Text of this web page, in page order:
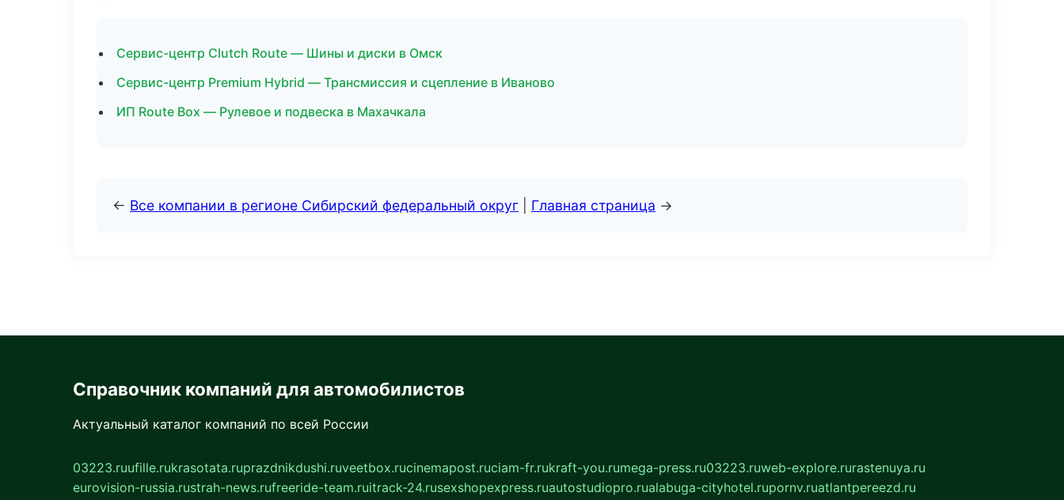
Сервис-центр Clutch Route — Шины и диски в Омск
Сервис-центр Premium Hybrid — Трансмиссия и сцепление в Иваново
ИП Route Box — Рулевое и подвеска в Махачкала
← Все компании в регионе Сибирский федеральный округ Главная страница →
Справочник компаний для автомобилистов
Актуальный каталог компаний по всей России
03223.ruufille.rukrasotata.ruprazdnikdushi.ruveetbox.rucinemapost.ruciam-fr.rukraft-you.rumega-press.ru03223.ruweb-explore.rurastenuya.ru
eurovision-russia.rustrah-news.rufreeride-team.ruitrack-24.rusexshopexpress.ruautostudiopro.rualabuga-cityhotel.rupornv.ruatlantpereezd.ru